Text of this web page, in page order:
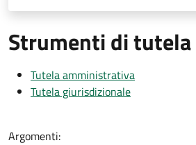
Strumenti di tutela
Tutela amministrativa
Tutela giurisdizionale
Argomenti: